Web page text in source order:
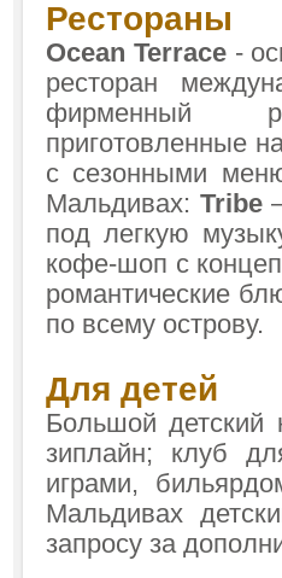
Рестораны
Ocean Terrace -
ресторан
фирменный
приготовленные
с сезонными
Мальдивах: Tribe
под легкую
кофе-шоп с
романтические
по всему острову.
Для детей
Большой детский
зиплайн; клуб
играми,
Мальдивах
запросу за